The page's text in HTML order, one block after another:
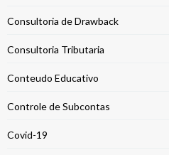
Consultoria de Drawback
Consultoria Tributaria
Conteudo Educativo
Controle de Subcontas
Covid-19